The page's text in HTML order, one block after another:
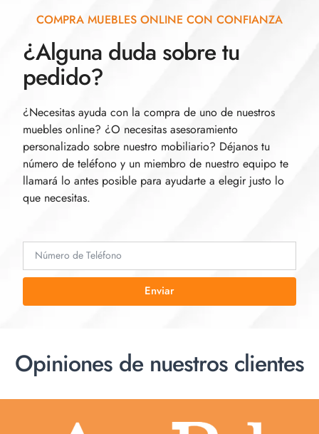
COMPRA MUEBLES ONLINE CON CONFIANZA
¿Alguna duda sobre tu
pedido?
¿Necesitas ayuda con la compra de uno de nuestros
muebles online? ¿O necesitas asesoramiento
personalizado sobre nuestro mobiliario? Déjanos tu
número de teléfono y un miembro de nuestro equipo te
llamará lo antes posible para ayudarte a elegir justo lo
que necesitas.
Enviar
Opiniones de nuestros clientes